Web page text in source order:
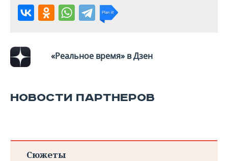
«Реальное время» в Дзен
НОВОСТИ ПАРТНЕРОВ
Сюжеты